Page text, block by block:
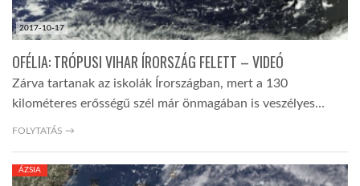
2017-10-17
OFÉLIA: TRÓPUSI VIHAR ÍRORSZÁG FELETT – VIDEÓ
Zárva tartanak az iskolák Írországban, mert a 130
kilométeres erősségű szél már önmagában is veszélyes…
FOLYTATÁS →
ÁZSIA